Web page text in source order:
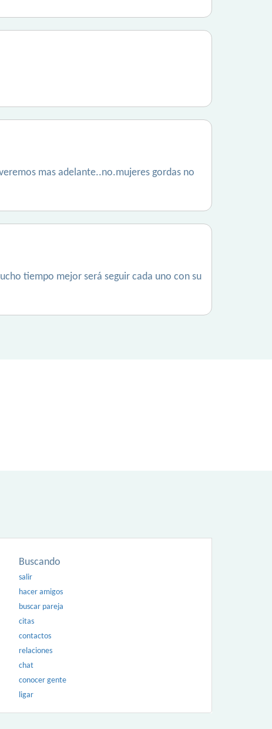
mas adelante..no.mujeres gordas no
tiempo mejor será seguir cada uno con su
Buscando
salir
hacer amigos
buscar pareja
citas
contactos
relaciones
chat
conocer gente
ligar